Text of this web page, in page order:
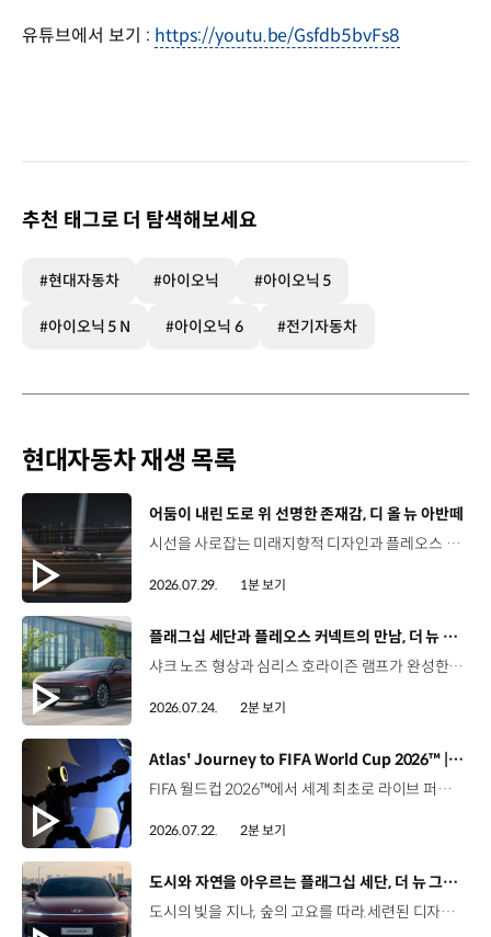
유튜브에서 보기 : https://youtu.be/Gsfdb5bvFs8
추천 태그로 더 탐색해보세요
#현대자동차 #아이오닉 #아이오닉 5
#아이오닉 5 N #아이오닉 6 #전기자동차
현대자동차 재생 목록
[동영상]
어둠이 내린 도로 위 선명한 존재감, 디 올 뉴 아반떼
시선을 사로잡는 미래지향적 디자인과 플레오스 커넥트로 완성한 디지털 경험까지.세단의 새로운 기준을 제시하는 디 올 뉴 아반떼를 만나보세요. *본 영상은 AI를 활용해 제작했습니다. #현대자동차 #디올뉴아반떼 #아반떼 #플레오스커넥트 #글레오AI 유튜브 쇼츠 보기
2026.07.29. 1분 보기
[동영상]
플래그십 세단과 플레오스 커넥트의 만남, 더 뉴 그랜저
샤크 노즈 형상과 심리스 호라이즌 램프가 완성한 세련된 외관플레오스 커넥트와 Gleo AI가 만드는 스마트한 운전 경험까지. 새롭게 진화한 더 뉴 그랜저를 영상으로 만나보세요. #현대자동차 #더뉴그랜저 #플레오스커넥트 #그랜저 #플래그십세단 #TheNewGrandeur #PleosConnect
2026.07.24. 2분 보기
[동영상]
Atlas' Journey to FIFA World Cup 2026™ | 보스턴 다이나믹스
FIFA 월드컵 2026™에서 세계 최초로 라이브 퍼포먼스를 선보인 아틀라스.그 현장을 완성한 시니어 프로그램 매니저 세스 데이비스(Seth Davis)가 전하는 퍼포먼스의 비하인드 스토리를 만나보세요. 인터뷰 전문 보기 ▶ 자세히 보기 ▶ #현대자동차 #보스턴다이나믹스 #아틀라스 #로보틱스 #BostonDynamics #Atlas #Robotics #NextStartsNow
2026.07.22. 2분 보기
[동영상]
도시와 자연을 아우르는 플래그십 세단, 더 뉴 그랜저
도시의 빛을 지나, 숲의 고요를 따라.세련된 디자인과 정제된 주행 감각으로모든 순간을 편안하게 완성하는 더 뉴 그랜저를 만나보세요. *본 영상은 AI를 활용해 제작했습니다. #현대자동차 #더뉴그랜저 #플래그십세단 #그랜저 #플레오스커넥트